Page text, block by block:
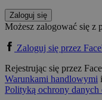
Zaloguj się
Możesz zalogować się z
Zaloguj się przez
Rejestrując się przez
Warunkami handlowymi
Polityką ochrony danych